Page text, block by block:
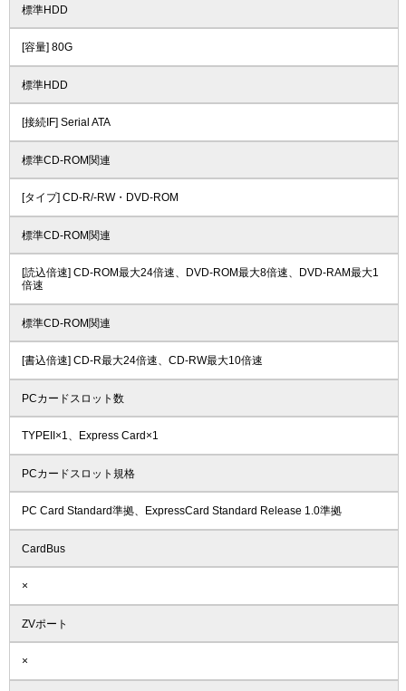
標準HDD
[容量] 80G
標準HDD
[接続IF] Serial ATA
標準CD-ROM関連
[タイプ] CD-R/-RW・DVD-ROM
標準CD-ROM関連
[読込倍速] CD-ROM最大24倍速、DVD-ROM最大8倍速、DVD-RAM最大1
倍速
標準CD-ROM関連
[書込倍速] CD-R最大24倍速、CD-RW最大10倍速
PCカードスロット数
TYPEII×1、Express Card×1
PCカードスロット規格
PC Card Standard準拠、ExpressCard Standard Release 1.0準拠
CardBus
×
ZVポート
×